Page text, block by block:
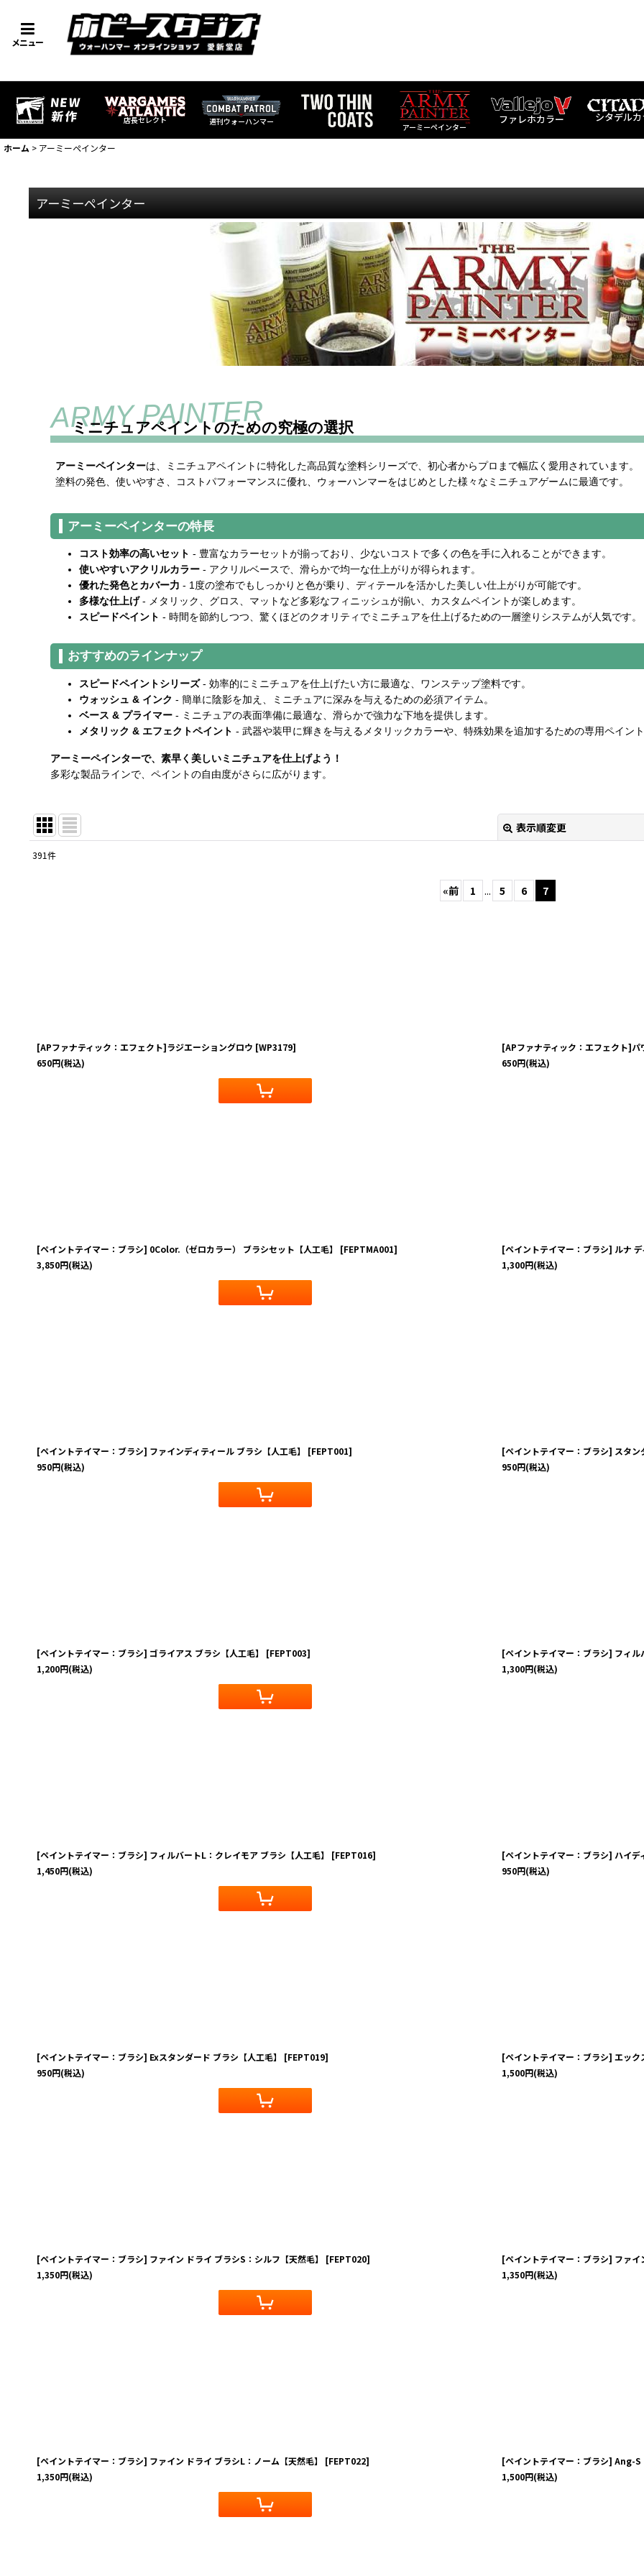
メニュー
店長セレクト 週刊ウォーハンマー
アーミーペインター
ファレホカラー シタデル
ホーム > アーミーペインター
アーミーペインター
ミニチュアペイントのための究極の選択
アーミーペインターは、ミニチュアペイントに特化した高品質な塗料シリーズで、初心者からプロまで幅広く愛用されています。
塗料の発色、使いやすさ、コストパフォーマンスに優れ、ウォーハンマーをはじめとした様々なミニチュアゲームに最適です。
アーミーペインターの特長
コスト効率の高いセット - 豊富なカラーセットが揃っており、少ないコストで多くの色を手に入れることができます。
使いやすいアクリルカラー - アクリルベースで、滑らかで均一な仕上がりが得られます。
優れた発色とカバー力 - 1度の塗布でもしっかりと色が乗り、ディテールを活かした美しい仕上がりが可能です。
多様な仕上げ- メタリック、グロス、マットなど多彩なフィニッシュが揃い、カスタムペイントが楽しめます。
スピードペイント - 時間を節約しつつ、驚くほどのクオリティでミニチュアを仕上げるための一層塗りシステムが人気です。
おすすめのラインナップ
スピードペイントシリーズ- 効率的にミニチュアを仕上げたい方に最適な、ワンステップ塗料です。
ウォッシュ & インク - 簡単に陰影を加え、ミニチュアに深みを与えるための必須アイテム。
ベース & プライマー - ミニチュアの表面準備に最適な、滑らかで強力な下地を提供します。
メタリック & エフェクトペイント - 武器や装甲に輝きを与えるメタリックカラーや、特殊効果を追加するための専用ペイント
アーミーペインターで、素早く美しいミニチュアを仕上げよう！
多彩な製品ラインで、ペイントの自由度がさらに広がります。
表示順変更
391件
«前 1 ... 5 6 7
[APファナティック：エフェクト]ラジエーショングロウ [WP3179]
650円(税込)
[APファナティック：エフェクト]パ
650円(税込)
[ペイントテイマー：ブラシ] 0Color.（ゼロカラー） ブラシセット【人工毛】 [FEPTMA001]
3,850円(税込)
[ペイントテイマー：ブラシ] ルナ デ
1,300円(税込)
[ペイントテイマー：ブラシ] ファインディティール ブラシ【人工毛】 [FEPT001]
950円(税込)
[ペイントテイマー：ブラシ] スタン
950円(税込)
[ペイントテイマー：ブラシ] ゴライアス ブラシ【人工毛】 [FEPT003]
1,200円(税込)
[ペイントテイマー：ブラシ] フィル
1,300円(税込)
[ペイントテイマー：ブラシ] フィルバートL：クレイモア ブラシ【人工毛】 [FEPT016]
1,450円(税込)
[ペイントテイマー：ブラシ] ハイデ
950円(税込)
[ペイントテイマー：ブラシ] Exスタンダード ブラシ【人工毛】 [FEPT019]
950円(税込)
[ペイントテイマー：ブラシ] エック
1,500円(税込)
[ペイントテイマー：ブラシ] ファイン ドライ ブラシS：シルフ【天然毛】 [FEPT020]
1,350円(税込)
[ペイントテイマー：ブラシ] ファイ
1,350円(税込)
[ペイントテイマー：ブラシ] ファイン ドライ ブラシL：ノーム【天然毛】 [FEPT022]
1,350円(税込)
[ペイントテイマー：ブラシ] Ang-S
1,500円(税込)